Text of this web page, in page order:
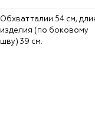
Обхват талии 54 см, длина
изделия (по боковому
шву) 39 см.